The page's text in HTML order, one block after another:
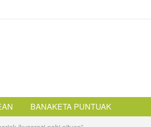
BANAKETA PUNTUAK